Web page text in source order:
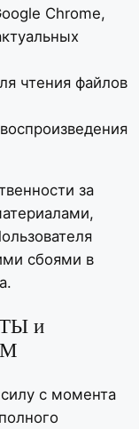
Chrome,
чтения файлов
за
сбоями в
и
с момента